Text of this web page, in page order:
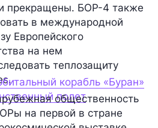
прекращены. БОР-4 также
в международной
Европейского
на нем
теплозащиту
корабль «Буран»
полет
общественность
на первой в стране